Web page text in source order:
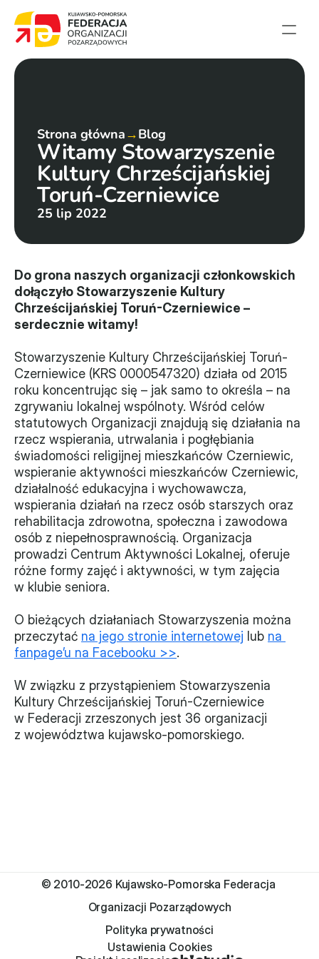
Projekty
Członkowie
English summary
Kontakt
Federacja
Statut i sprawozdania
Karta zasad
Historia i działania
Narzędzie samooceny
Kalendarz działań
Projekty
XVII forum NGO
Projekt z powiatem
Przystąp
Procedura
Monitorujemy
Działania z ostatnich lat
Sprawy
Laureaci
Strona główna→Blog
Witamy Stowarzyszenie
Kultury Chrześcijańskiej
Toruń-Czerniewice
25 lip 2022
Do grona naszych organizacji członkowskich
dołączyło Stowarzyszenie Kultury
Chrześcijańskiej Toruń-Czerniewice –
serdecznie witamy!
Stowarzyszenie Kultury Chrześcijańskiej Toruń-
Czerniewice (KRS 0000547320) działa od 2015
roku koncentrując się – jak samo to określa – na
zgrywaniu lokalnej wspólnoty. Wśród celów
statutowych Organizacji znajdują się działania na
rzecz wspierania, utrwalania i pogłębiania
świadomości religijnej mieszkańców Czerniewic,
wspieranie aktywności mieszkańców Czerniewic,
działalność edukacyjna i wychowawcza,
wspierania działań na rzecz osób starszych oraz
rehabilitacja zdrowotna, społeczna i zawodowa
osób z niepełnosprawnością. Organizacja
prowadzi Centrum Aktywności Lokalnej, oferuje
różne formy zajęć i aktywności, w tym zajęcia
w klubie seniora.
O bieżących działaniach Stowarzyszenia można
przeczytać na jego stronie internetowej lub na
fanpage’u na Facebooku >>.
W związku z przystąpieniem Stowarzyszenia
Kultury Chrześcijańskiej Toruń-Czerniewice
w Federacji zrzeszonych jest 36 organizacji
z województwa kujawsko-pomorskiego.
© 2010-2026 Kujawsko-Pomorska Federacja
Organizacji Pozarządowych
Polityka prywatności
Ustawienia Cookies